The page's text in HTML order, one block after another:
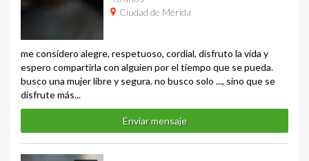
Ciudad de Mérida
me considero alegre, respetuoso, cordial, disfruto la vida y
espero compartirla con alguien por el tiempo que se pueda.
busco una mujer libre y segura. no busco solo ..., sino que se
disfrute más...
Enviar mensaje